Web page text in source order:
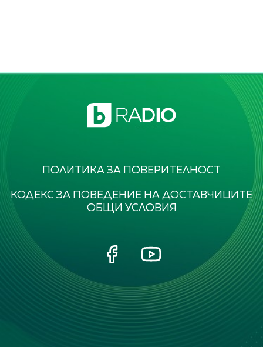
ПОЛИТИКА ЗА ПОВЕРИТЕЛНОСТ
КОДЕКС ЗА ПОВЕДЕНИЕ НА ДОСТАВЧИЦИТЕ
ОБЩИ УСЛОВИЯ